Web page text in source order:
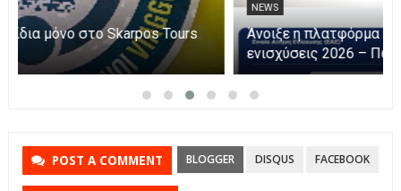
NEWS
Η Καινοτομία στα ταξίδια μόνο στο Skarpos Tours
Parga
POST A COMMENT BLOGGER DISQUS FACEBOOK